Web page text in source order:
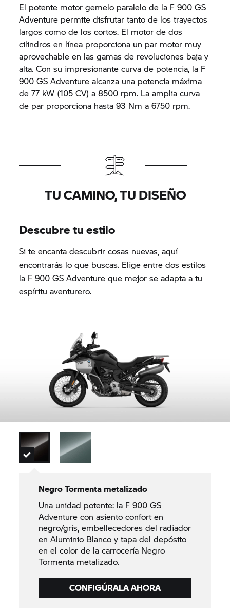
El potente motor gemelo paralelo de la F 900 GS
Adventure permite disfrutar tanto de los trayectos
largos como de los cortos. El motor de dos
cilindros en línea proporciona un par motor muy
aprovechable en las gamas de revoluciones baja y
alta. Con su impresionante curva de potencia, la F
900 GS Adventure alcanza una potencia máxima
de 77 kW (105 CV) a 8500 rpm. La amplia curva
de par proporciona hasta 93 Nm a 6750 rpm.
TU CAMINO, TU DISEÑO
Descubre tu estilo
Si te encanta descubrir cosas nuevas, aquí
encontrarás lo que buscas. Elige entre dos estilos
la F 900 GS Adventure que mejor se adapta a tu
espíritu aventurero.
Negro Tormenta metalizado
Una unidad potente: la F 900 GS
Adventure con asiento confort en
negro/gris, embellecedores del radiador
en Aluminio Blanco y tapa del depósito
en el color de la carrocería Negro
Tormenta metalizado.
CONFIGÚRALA AHORA